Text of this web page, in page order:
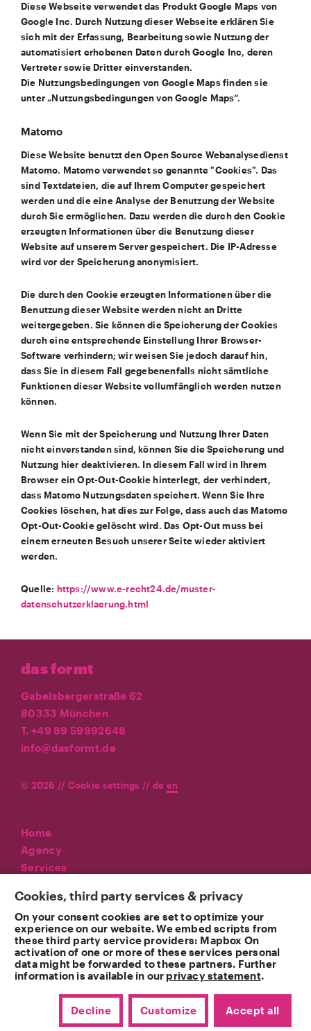
Diese Webseite verwendet das Produkt Google Maps von
Google Inc. Durch Nutzung dieser Webseite erklären Sie
sich mit der Erfassung, Bearbeitung sowie Nutzung der
automatisiert erhobenen Daten durch Google Inc, deren
Vertreter sowie Dritter einverstanden.
Die Nutzungsbedingungen von Google Maps finden sie
unter „Nutzungsbedingungen von Google Maps“.
Matomo
Diese Website benutzt den Open Source Webanalysedienst
Matomo. Matomo verwendet so genannte "Cookies". Das
sind Textdateien, die auf Ihrem Computer gespeichert
werden und die eine Analyse der Benutzung der Website
durch Sie ermöglichen. Dazu werden die durch den Cookie
erzeugten Informationen über die Benutzung dieser
Website auf unserem Server gespeichert. Die IP-Adresse
wird vor der Speicherung anonymisiert.
Die durch den Cookie erzeugten Informationen über die
Benutzung dieser Website werden nicht an Dritte
weitergegeben. Sie können die Speicherung der Cookies
durch eine entsprechende Einstellung Ihrer Browser-
Software verhindern; wir weisen Sie jedoch darauf hin,
dass Sie in diesem Fall gegebenenfalls nicht sämtliche
Funktionen dieser Website vollumfänglich werden nutzen
können.
Wenn Sie mit der Speicherung und Nutzung Ihrer Daten
nicht einverstanden sind, können Sie die Speicherung und
Nutzung hier deaktivieren. In diesem Fall wird in Ihrem
Browser ein Opt-Out-Cookie hinterlegt, der verhindert,
dass Matomo Nutzungsdaten speichert. Wenn Sie Ihre
Cookies löschen, hat dies zur Folge, dass auch das Matomo
Opt-Out-Cookie gelöscht wird. Das Opt-Out muss bei
einem erneuten Besuch unserer Seite wieder aktiviert
werden.
Quelle: https://www.e-recht24.de/muster-
datenschutzerklaerung.html
das formt
Gabelsbergerstraße 62
80333 München
T. +49 89 59992648
info@dasformt.de
© 2026 // Cookie settings // de en
Home
Agency
Services
News
Contact
Imprint
Privacy
Cookies, third party services & privacy
On your consent cookies are set to optimize your
experience on our website. We embed scripts from
these third party service providers: Mapbox On
activation of one or more of these services personal
data might be forwarded to these partners. Further
information is available in our privacy statement.
Decline Customize Accept all